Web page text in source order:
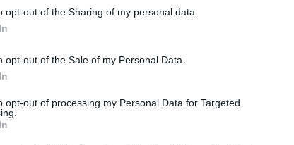
opt-out of the Sharing of my personal data.
opt-out of the Sale of my Personal Data.
opt-out of processing my Personal Data for Targeted